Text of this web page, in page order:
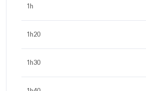
1h
1h20
1h30